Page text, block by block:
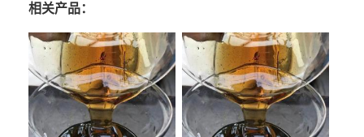
相关产品：